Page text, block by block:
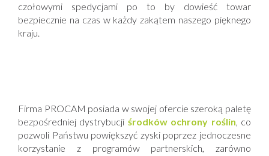
czołowymi spedycjami po to by dowieść towar
bezpiecznie na czas w każdy zakątem naszego pięknego
kraju.
Firma PROCAM posiada w swojej ofercie szeroką paletę
bezpośredniej dystrybucji środków ochrony roślin, co
pozwoli Państwu powiększyć zyski poprzez jednoczesne
korzystanie z programów partnerskich, zarówno